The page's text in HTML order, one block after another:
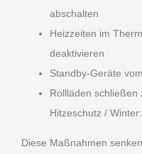
abschalten
Heizzeiten im
deaktivieren
Standby-Geräte
Rollläden schließen
Hitzeschutz /
Diese Maßnahmen